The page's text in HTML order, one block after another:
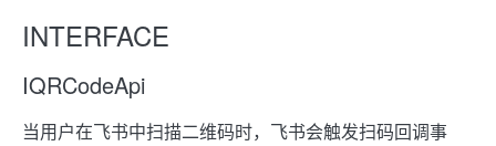
INTERFACE
IQRCodeApi
当用户在飞书中扫描二维码时，飞书会触发扫码回调事